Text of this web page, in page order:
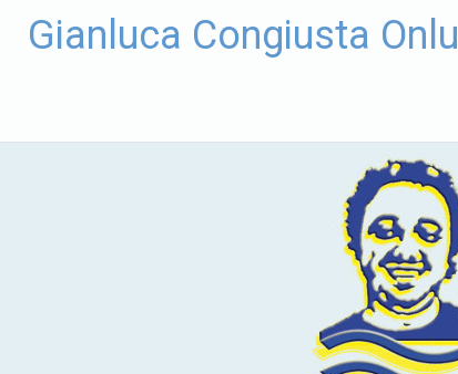
Gianluca Congiusta